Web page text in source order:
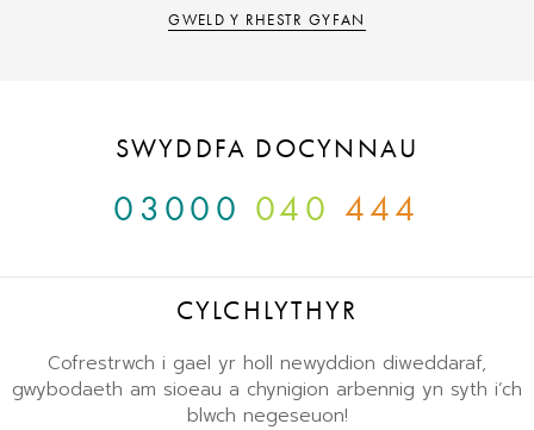
GWELD Y RHESTR GYFAN
SWYDDFA DOCYNNAU
03000 040 444
CYLCHLYTHYR
Cofrestrwch i gael yr holl newyddion diweddaraf,
gwybodaeth am sioeau a chynigion arbennig yn syth i’ch
blwch negeseuon!